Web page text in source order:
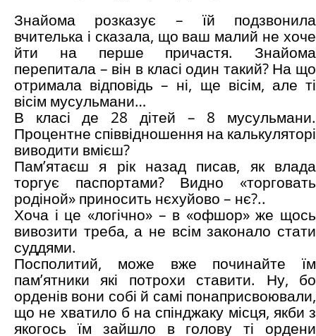
Знайома розказує – їй подзвонила
вчителька і сказала, що ваш малий не хоче
йти на перше причастя. Знайома
перепитала – він в класі один такий? На що
отримала відповідь – ні, ще вісім, але ті
вісім мусульмани…
В класі де 28 дітей – 8 мусульмани.
Процентне співвідношення на калькуляторі
виводити вмієш?
Пам’ятаєш я рік назад писав, як влада
торгує паспортами? Видно «торговать
родіной» приносить нєхуйово – нє?..
Хоча і це «логічно» – в «офшор» же щось
вивозити треба, а не всім законало стати
суддями.
Посполитий, може вже починайте їм
пам’ятники які потрохи ставити. Ну, бо
орденів вони собі й самі понаприсвоювали,
що не хватило б на спінджаку місця, якби з
якогось їм зайшло в голову ті ордени